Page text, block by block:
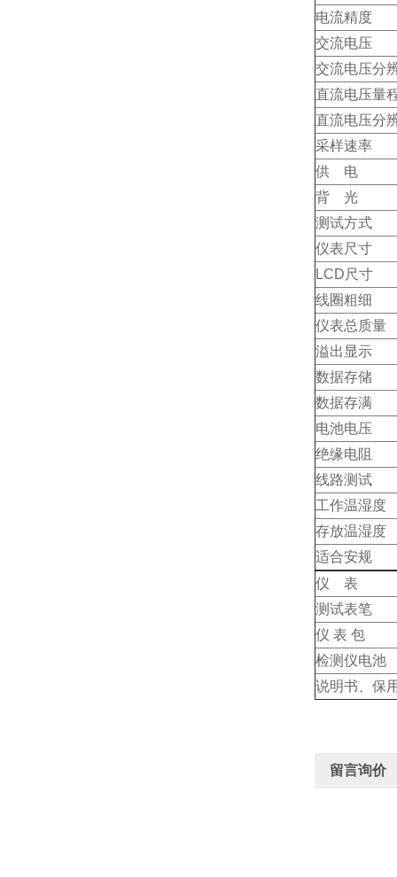
电流精度
交流电压
交流电压分
直流电压量
直流电压分
采样速率
供 电
背 光
测试方式
仪表尺寸
LCD尺寸
线圈粗细
仪表总质量
溢出显示
数据存储
数据存满
电池电压
绝缘电阻
线路测试
工作温湿度
存放温湿度
适合安规
仪 表
测试表笔
仪 表 包
检测仪电池
说明书、保
留言询价